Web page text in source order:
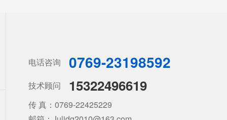
电话咨询 0769-23198592
技术顾问 15322496619
传 真：0769-22425229